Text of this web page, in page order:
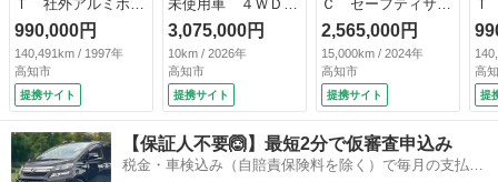
Ｔ 社外アルミホイ
ール ＹＯＫＯＨＡ
ＭＡジオランダータ
イヤ オーバーフェ
ンダー 社外バンパ
ー ワイドバイザー
（検10.6）
990,000円
140,491km / 1997年
高知市
提携サイト
未使用車 ４ＷＤ
セーフティサポー
ト レーダークルー
ズ コーナーセンサ
ー シートヒータ
ー 車線逸脱警報
ＬＥＤヘッドライ
ト オートライト
ＬＥＤヘッドライ
3,075,000円
10km / 2026年
高知市
提携サイト
Ｃ セーフティサポ
ート（スズキ）／シ
ートヒーター／車線
逸脱防止支援システ
ム／ヘッドランプ
ＬＥＤ／ＥＴＣ／Ｅ
ＢＤ付ＡＢＳ／横滑
り防止装置／アイド
リングストップ／エ
2,565,000円
15,000km / 2024年
高知市
提携サイト
Ｔ
ー
Ｍ
イ
ン
ー
高
提
【保証人不要🙆】最短2分で仮審査申込み
税金・車検込み（自賠責保険料を除く）で毎月の支払額